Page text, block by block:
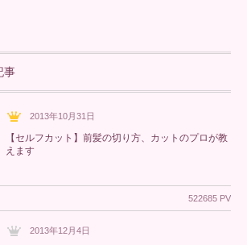
事
2013年10月31日
【セルフカット】前髪の切り方、カットのプロが教
えます
522685 PV
2013年12月4日